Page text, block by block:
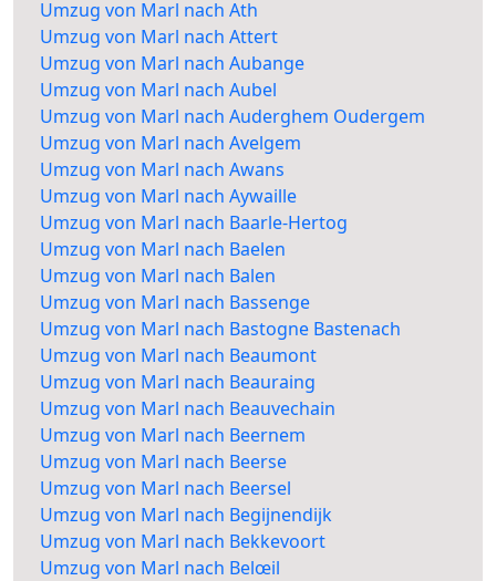
Umzug von Marl nach Ath
Umzug von Marl nach Attert
Umzug von Marl nach Aubange
Umzug von Marl nach Aubel
Umzug von Marl nach Auderghem Oudergem
Umzug von Marl nach Avelgem
Umzug von Marl nach Awans
Umzug von Marl nach Aywaille
Umzug von Marl nach Baarle-Hertog
Umzug von Marl nach Baelen
Umzug von Marl nach Balen
Umzug von Marl nach Bassenge
Umzug von Marl nach Bastogne Bastenach
Umzug von Marl nach Beaumont
Umzug von Marl nach Beauraing
Umzug von Marl nach Beauvechain
Umzug von Marl nach Beernem
Umzug von Marl nach Beerse
Umzug von Marl nach Beersel
Umzug von Marl nach Begijnendijk
Umzug von Marl nach Bekkevoort
Umzug von Marl nach Belœil